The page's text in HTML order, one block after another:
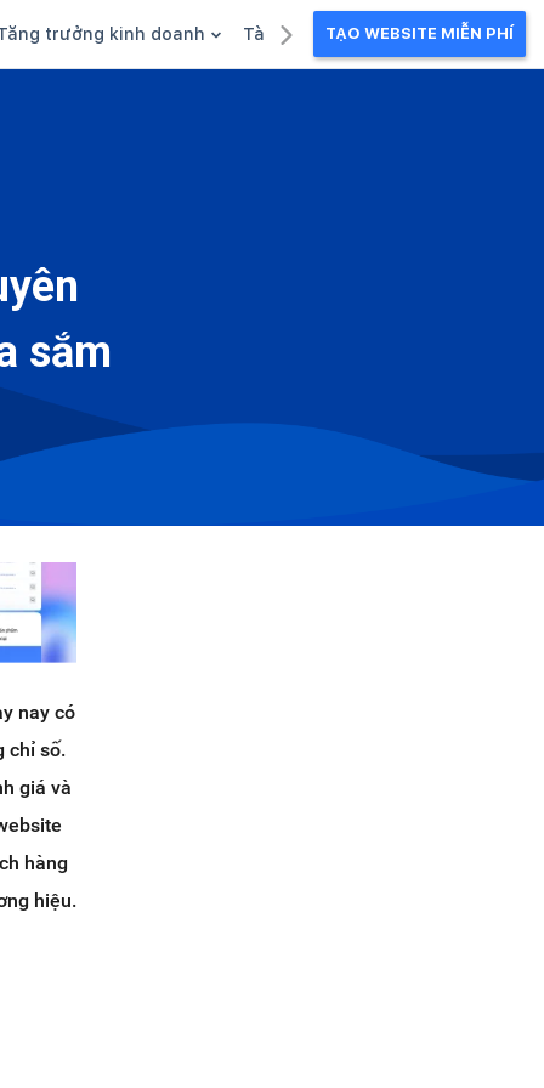
trưởng kinh doanh Tài liệu kinh doanhTẠO WEBSITE MIỄN PHÍ
sắm
nay có
chỉ số.
giá và
hàng
hiệu.